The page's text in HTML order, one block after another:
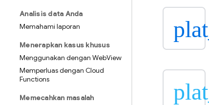
Analisis data Anda
Memahami laporan
Menerapkan kasus khusus
Menggunakan dengan WebView
Memperluas dengan Cloud
Functions
Memecahkan masalah